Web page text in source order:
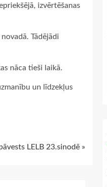
izvērtēšanas
Tādējādi
nāca tieši laikā.
un līdzekļus
LELB 23.sinodē »